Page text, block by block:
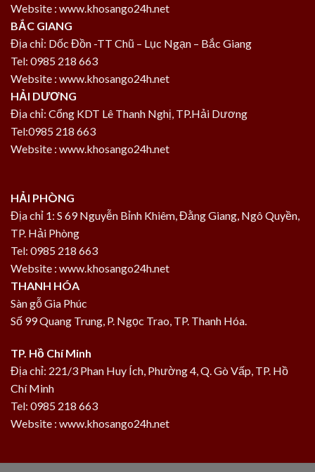
Website : www.khosango24h.net
BẮC GIANG
Địa chỉ: Dốc Đồn -TT Chũ – Lục Ngạn – Bắc Giang
Tel: 0985 218 663
Website : www.khosango24h.net
HẢI DƯƠNG
Địa chỉ: Cổng KDT Lê Thanh Nghị, TP.Hải Dương
Tel:0985 218 663
Website : www.khosango24h.net
HẢI PHÒNG
Địa chỉ 1: S 69 Nguyễn Bỉnh Khiêm, Đằng Giang, Ngô Quyền,
TP. Hải Phòng
Tel: 0985 218 663
Website : www.khosango24h.net
THANH HÓA
Sàn gỗ Gia Phúc
Số 99 Quang Trung, P. Ngọc Trao, TP. Thanh Hóa.
TP. Hồ Chí Minh
Địa chỉ: 221/3 Phan Huy Ích, Phường 4, Q. Gò Vấp, TP. Hồ
Chí Minh
Tel: 0985 218 663
Website : www.khosango24h.net